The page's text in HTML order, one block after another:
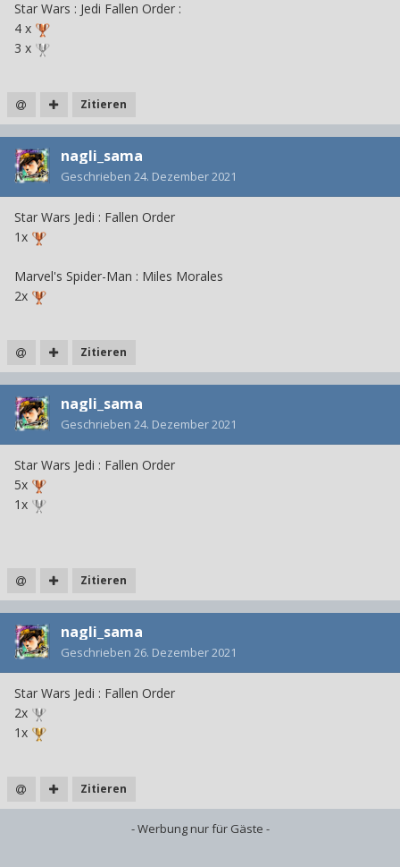
Star Wars : Jedi Fallen Order :
4 x
3 x
Zitieren
nagli_sama
Geschrieben 24. Dezember 2021
Star Wars Jedi : Fallen Order
1x
Marvel's Spider-Man : Miles Morales
2x
Zitieren
nagli_sama
Geschrieben 24. Dezember 2021
Star Wars Jedi : Fallen Order
5x
1x
Zitieren
nagli_sama
Geschrieben 26. Dezember 2021
Star Wars Jedi : Fallen Order
2x
1x
Zitieren
- Werbung nur für Gäste -